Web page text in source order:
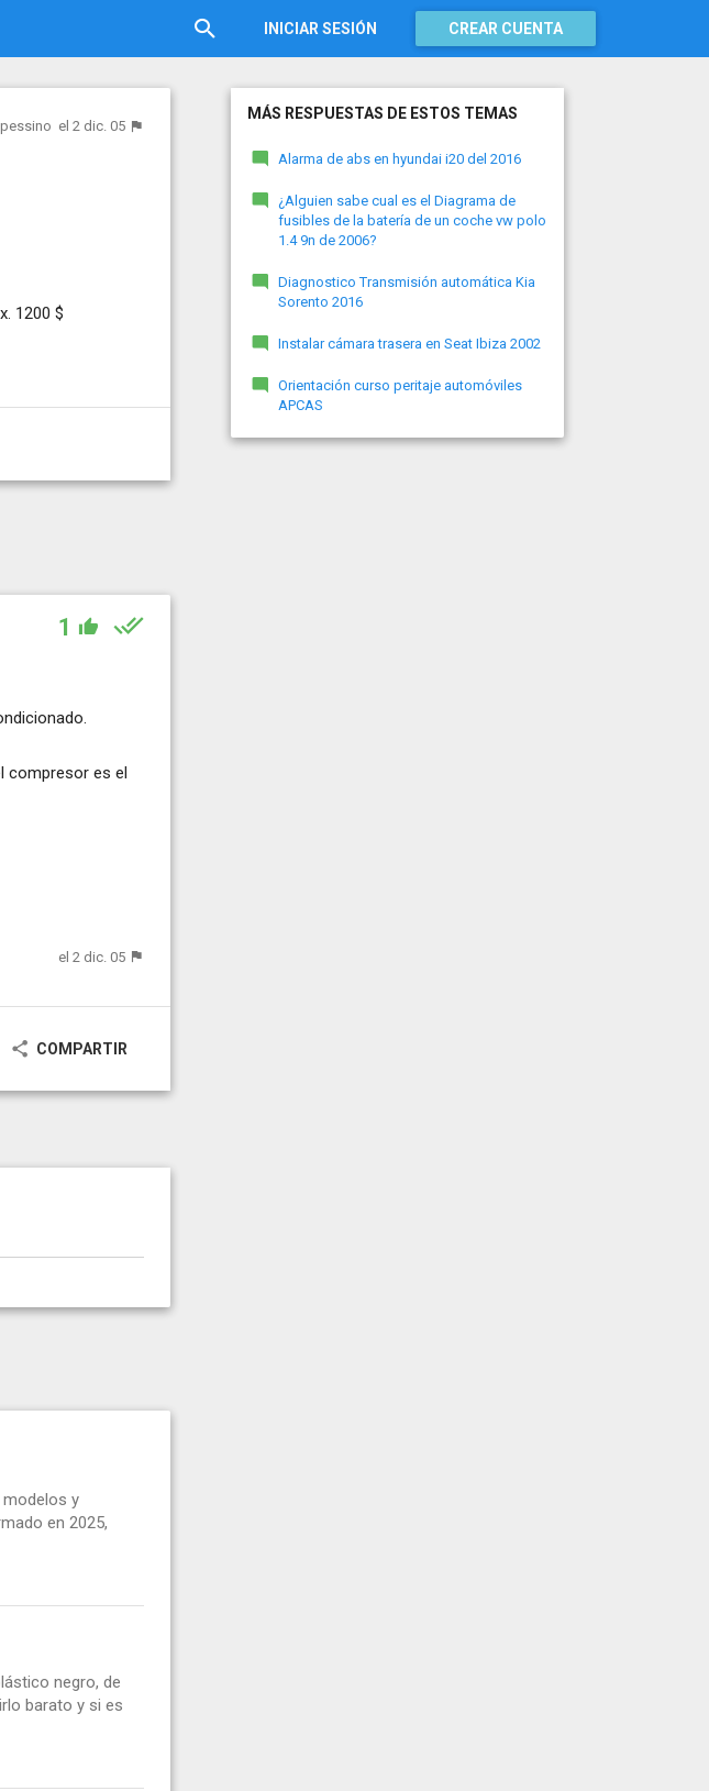
INICIAR SESIÓN CREAR CUENTA
pessino el 2 dic. 05
1200 $
1
compresor es el
el 2 dic. 05
COMPARTIR
y
en 2025,
negro, de
barato y si es
MÁS RESPUESTAS DE ESTOS TEMAS
Alarma de abs en hyundai i20 del 2016
¿Alguien sabe cual es el Diagrama de
fusibles de la batería de un coche vw polo
1.4 9n de 2006?
Diagnostico Transmisión automática Kia
Sorento 2016
Instalar cámara trasera en Seat Ibiza 2002
Orientación curso peritaje automóviles
APCAS